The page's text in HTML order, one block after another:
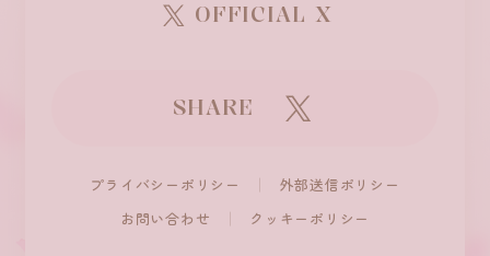
OFFICIAL X
SHARE
プライバシーポリシー
外部送信ポリシー
お問い合わせ
クッキーポリシー